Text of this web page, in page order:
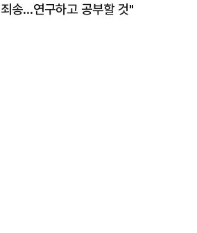
죄송…연구하고 공부할 것"